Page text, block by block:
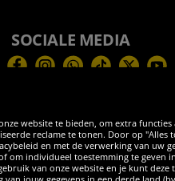
SOCIALE MEDIA
FacebookInstagramWhatsApp
TikTokTwitter
website te bieden, om extra
reclame te tonen. Door op
en met de verwerking van uw
individueel toestemming te geven
van onze website en je kunt